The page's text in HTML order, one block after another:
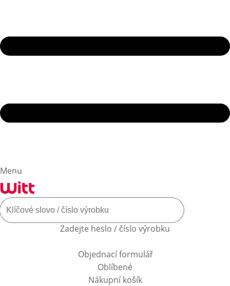
Menu
Zadejte heslo / číslo výrobku
Objednací formulář
Oblíbené
Nákupní košík